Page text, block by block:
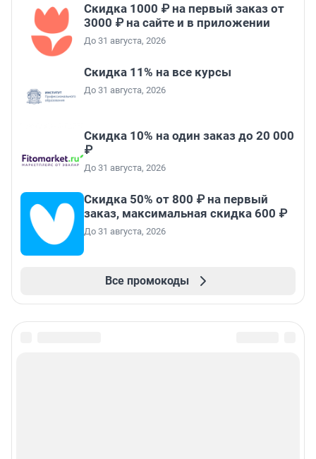
Скидка 1000 ₽ на первый заказ от
3000 ₽ на сайте и в приложении
До 31 августа, 2026
Скидка 11% на все курсы
До 31 августа, 2026
Скидка 10% на один заказ до 20 000
₽
До 31 августа, 2026
Скидка 50% от 800 ₽ на первый
заказ, максимальная скидка 600 ₽
До 31 августа, 2026
Все промокоды